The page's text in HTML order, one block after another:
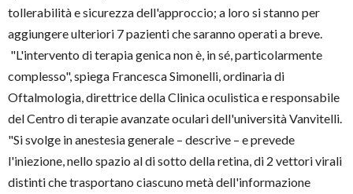
tollerabilità e sicurezza dell'approccio; a loro si stanno per
aggiungere ulteriori 7 pazienti che saranno operati a breve.
"L'intervento di terapia genica non è, in sé, particolarmente
complesso", spiega Francesca Simonelli, ordinaria di
Oftalmologia, direttrice della Clinica oculistica e responsabile
del Centro di terapie avanzate oculari dell'università Vanvitelli.
"Si svolge in anestesia generale – descrive – e prevede
l'iniezione, nello spazio al di sotto della retina, di 2 vettori virali
distinti che trasportano ciascuno metà dell'informazione